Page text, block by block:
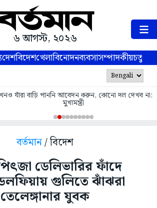
৬ আগস্ট, ২০২৬
দেশবিদেশখেলাবিনোদনব্যবসাসম্পাদকীয়
যাঁরা বাড়ি পাননি আবেদন করুন, কোনো দল দেখব না:
মুখ্যমন্ত্রী
বর্তমান/ বিদেশ
ডেলিভারির ফাঁদে
গুলিতে ঝাঁঝরা
তেলেঙ্গানার যুবক